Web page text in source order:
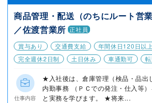
商品管理・配送（のちにルート営
／佐渡営業所 正社員
賞与あり
交通費支給 年間休日120日以上
完全週休2日制
土日休み 車通勤可
仕事内容
★入社後は、倉庫管理（検品・品出
内勤事務 （ＰＣでの発注・仕入等
と実務を学びます。 ★将来...